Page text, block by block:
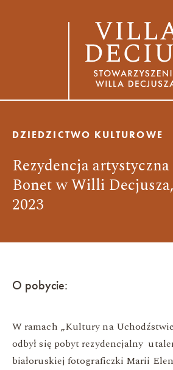
DZIEDZICTWO KULTUROWE
Rezydencja
Bonet w Willi
2023
O pobycie:
W ramach „Kultury na
odbył się pobyt rezydencjalny
białoruskiej fotograficzki Marii